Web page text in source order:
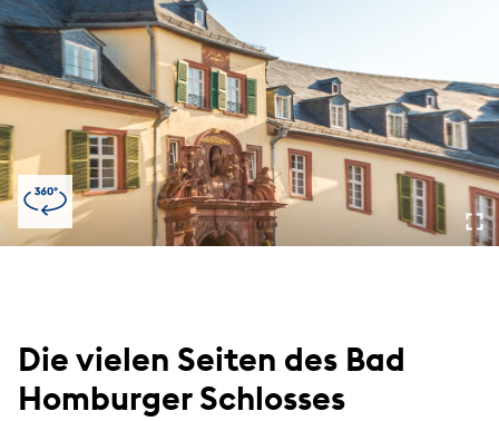
Die vielen Seiten des Bad
Homburger Schlosses